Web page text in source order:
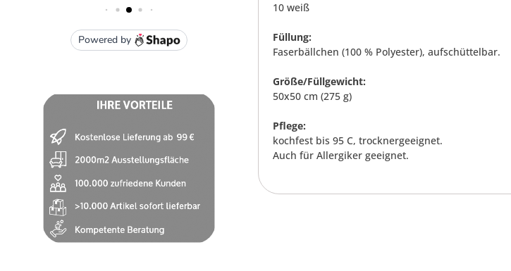
10 weiß
Füllung:
Faserbällchen (100 % Polyester), aufschüttelbar.
Größe/Füllgewicht:
50x50 cm (275 g)
Pflege:
kochfest bis 95 C, trocknergeeignet.
Auch für Allergiker geeignet.